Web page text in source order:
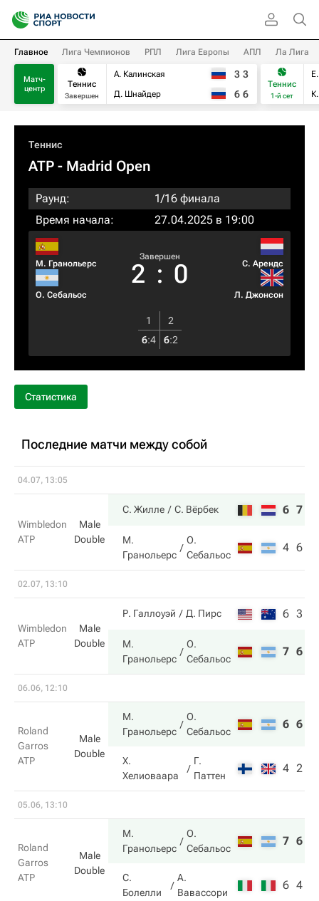
Главное Лига Чемпионов РПЛ Лига Европы АПЛ Ла Лига
Матч-
центр
Теннис
Завершен
А. Калинская
Д. Шнайдер
3 3
6 6
Теннис
1-й сет
Теннис
ATP - Madrid Open
Раунд:
1/16 финала
Время начала:
27.04.2025 в 19:00
М. Гранольерс
О. Себальос
Завершен
2 : 0 С. Арендс
Л. Джонсон
1
2
6:4 6:2
Статистика
Последние матчи между собой
04.07, 13:05
Wimbledon
ATP
Male
Double
С. Жилле С. Вёрбек 6 7
М.
Гранольерс
О.
Себальос
4 6
02.07, 13:10
Wimbledon
ATP
Male
Double
Р. Галлоуэй Д. Пирс 6 3
М.
Гранольерс
О.
Себальос
7 6
06.06, 12:10
Roland
Garros
ATP
Male
Double
М.
Гранольерс
О.
Себальос
6 6
Х.
Хелиоваара
Г.
Паттен
4 2
05.06, 13:10
Roland
Garros
ATP
Male
Double
М.
Гранольерс
О.
Себальос
7 6
С.
Болелли
А.
Вавассори
6 4